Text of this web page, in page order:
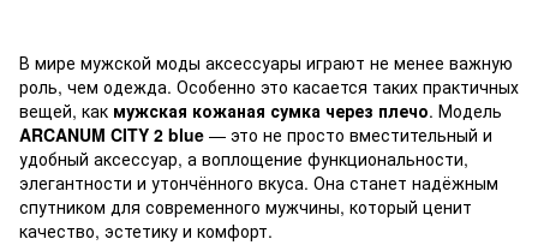
В мире мужской моды аксессуары играют не менее важную
роль, чем одежда. Особенно это касается таких практичных
вещей, как мужская кожаная сумка через плечо. Модель
ARCANUM CITY 2 blue — это не просто вместительный и
удобный аксессуар, а воплощение функциональности,
элегантности и утончённого вкуса. Она станет надёжным
спутником для современного мужчины, который ценит
качество, эстетику и комфорт.